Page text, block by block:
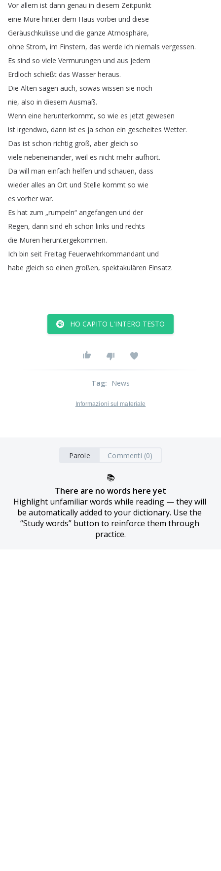
Vor allem ist dann genau in diesem Zeitpunkt
eine Mure hinter dem Haus vorbei und diese
Geräuschkulisse und die ganze Atmosphäre,
ohne Strom, im Finstern, das werde ich niemals vergessen.
Es sind so viele Vermurungen und aus jedem
Erdloch schießt das Wasser heraus.
Die Alten sagen auch, sowas wissen sie noch
nie, also in diesem Ausmaß.
Wenn eine herunterkommt, so wie es jetzt gewesen
ist irgendwo, dann ist es ja schon ein gescheites Wetter.
Das ist schon richtig groß, aber gleich so
viele nebeneinander, weil es nicht mehr aufhört.
Da will man einfach helfen und schauen, dass
wieder alles an Ort und Stelle kommt so wie
es vorher war.
Es hat zum „rumpeln“ angefangen und der
Regen, dann sind eh schon links und rechts
die Muren heruntergekommen.
Ich bin seit Freitag Feuerwehrkommandant und
habe gleich so einen großen, spektakulären Einsatz.
HO CAPITO L'INTERO TESTO
Tag: News
Informazioni sul materiale
Parole Commenti (0)
📚
There are no words here yet
Highlight unfamiliar words while reading — they will
be automatically added to your dictionary. Use the
“Study words” button to reinforce them through
practice.